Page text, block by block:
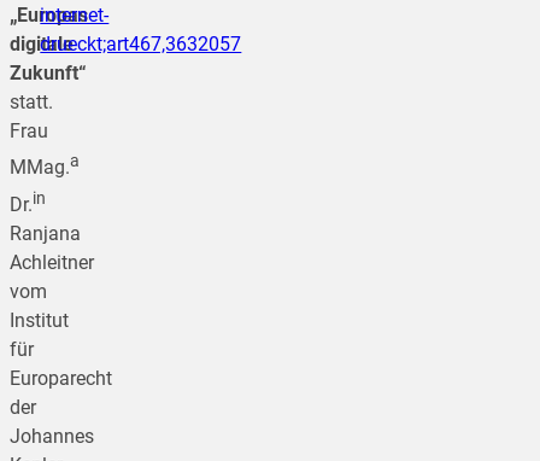
„Europas
digitale
Zukunft“
statt.
Frau
MMag.a
Dr.in
Ranjana
Achleitner
vom
Institut
für
Europarecht
der
Johannes
internet-
drueckt;art467,3632057